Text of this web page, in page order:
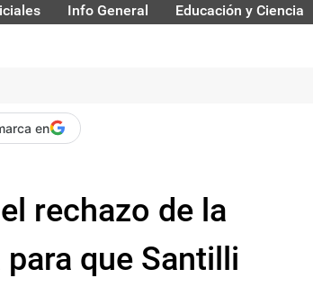
Info General Educación y Ciencia
en
rechazo de la
que Santilli